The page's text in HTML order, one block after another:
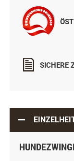
SICHERE